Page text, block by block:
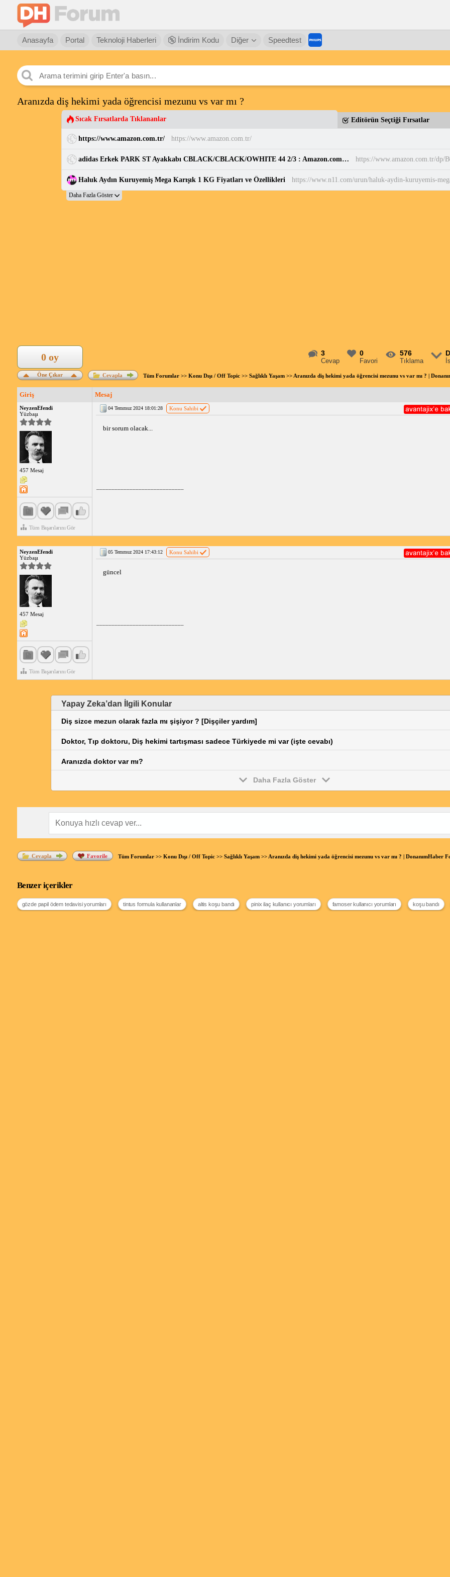
Anasayfa Portal Teknoloji Haberleri İndirim Kodu Diğer Speedtest
Aranızda diş hekimi yada öğrencisi mezunu vs var mı ?
Sıcak Fırsatlarda Tıklananlar Editörün Seçtiği Fırsatlar
https://www.amazon.com.tr/ https://www.amazon.com.tr/
adidas Erkek PARK ST Ayakkabı CBLACK/CBLACK/OWHITE 44 2/3 : Amazon.com.tr: Moda https://www.amazon.com.tr/dp/
Haluk Aydın Kuruyemiş Mega Karışık 1 KG Fiyatları ve Özellikleri
3
Cevap
0
Favori
576
Tıklama
Öne Çıkar
0 oy
Cevapla Tüm Forumlar>> Konu Dışı / Off Topic>> Sağlıklı Yaşam>> Aranızda diş hekimi yada öğrencisi mezunu vs var mı ? |
Giriş Mesaj
NeyzenEfendi
Yüzbaşı
457 Mesaj
Tüm Başarılarını Gör
04 Temmuz 2024 18:01:28 Konu Sahibi
bir sorum olacak...
NeyzenEfendi
Yüzbaşı
457 Mesaj
Tüm Başarılarını Gör
05 Temmuz 2024 17:43:12 Konu Sahibi
güncel
Yapay Zeka’dan İlgili Konular
Diş sizce mezun olarak fazla mı şişiyor ? [Dişçiler yardım]
Doktor, Tıp doktoru, Diş hekimi tartışması sadece Türkiyede mi var (işte cevabı)
Aranızda doktor var mı?
Daha Fazla Göster
Cevapla Favorile Tüm Forumlar>> Konu Dışı / Off Topic>> Sağlıklı Yaşam>> Aranızda diş hekimi yada öğrencisi mezunu vs var mı ? | DonanımHaber
Benzer içerikler
gözde papil ödem tedavisi yorumları tintus formula kullananlar altis koşu bandı pinix ilaç kullanıcı yorumları famoser kullanıcı yorumları koşu bandı